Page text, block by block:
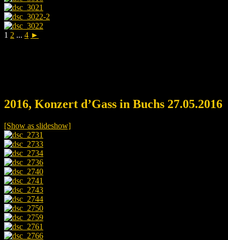
1 2 ... 4 ►
2016, Konzert d’Gass in Buchs 27.05.2016
[Show as slideshow]